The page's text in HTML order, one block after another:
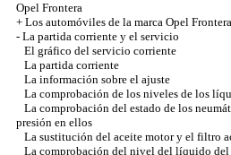
Opel Frontera
+ Los automóviles de la marca Opel Frontera
- La partida corriente y el servicio
El gráfico del servicio corriente
La partida corriente
La información sobre el ajuste
La comprobación de los niveles de los
La comprobación del estado de los
presión en ellos
La sustitución del aceite motor y el filtro
La comprobación del nivel del líquido del